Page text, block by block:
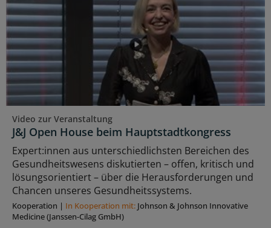
Video zur Veranstaltung
J&J Open House beim Hauptstadtkongress
Expert:innen aus unterschiedlichsten Bereichen des
Gesundheitswesens diskutierten – offen, kritisch und
lösungsorientiert – über die Herausforderungen und
Chancen unseres Gesundheitssystems.
Kooperation | In Kooperation mit: Johnson & Johnson Innovative
Medicine (Janssen-Cilag GmbH)